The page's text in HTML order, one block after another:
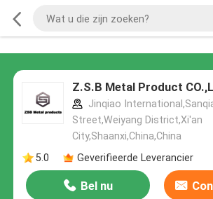
Z.S.B Metal Product
Jinqiao
Street,Weiyang District,Xi'an
City,Shaanxi,China,China
5.0
Geverifieerde Leverancier
Bel nu